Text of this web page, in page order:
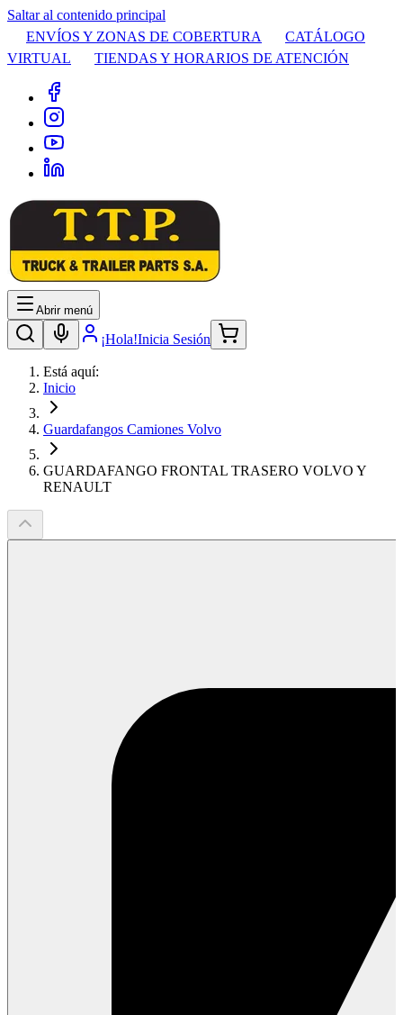
Saltar al contenido principal
ENVÍOS Y ZONAS DE COBERTURA
CATÁLOGO
VIRTUAL
TIENDAS Y HORARIOS DE ATENCIÓN
Abrir menú
¡Hola!Inicia Sesión
Está aquí:
Inicio
Guardafangos Camiones Volvo
GUARDAFANGO FRONTAL TRASERO VOLVO Y
RENAULT